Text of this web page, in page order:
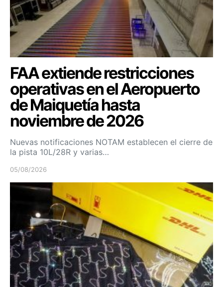
FAA extiende restricciones
operativas en el Aeropuerto
de Maiquetía hasta
noviembre de 2026
Nuevas notificaciones NOTAM establecen el cierre de
la pista 10L/28R y varias…
05/08/2026